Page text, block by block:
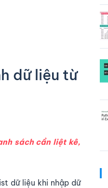
dữ liệu từ
sách cần liệt kê,
dữ liệu khi nhập dữ